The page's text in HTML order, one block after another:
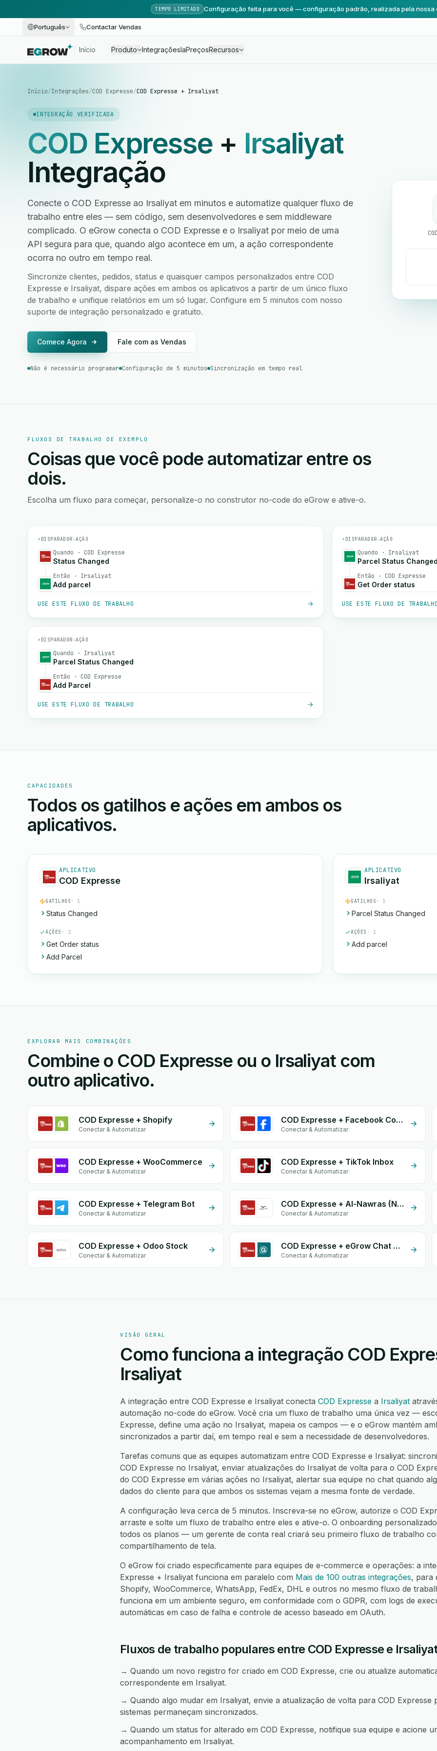
TEMPO LIMITADO Configuração feita para você — configuração padrão, realizada pela nossa
Português Contactar Vendas
Início Produto IntegraçõesIaPreçosRecursos
Início/Integrações/COD Expresse/COD Expresse + Irsaliyat
INTEGRAÇÃO VERIFICADA
COD Expresse + Irsaliyat
Integração
Conecte o COD Expresse ao Irsaliyat em minutos e automatize qualquer fluxo de
trabalho entre eles — sem código, sem desenvolvedores e sem middleware
complicado. O eGrow conecta o COD Expresse e o Irsaliyat por meio de uma
API segura para que, quando algo acontece em um, a ação correspondente
ocorra no outro em tempo real.
Sincronize clientes, pedidos, status e quaisquer campos personalizados entre COD
Expresse e Irsaliyat, dispare ações em ambos os aplicativos a partir de um único fluxo
de trabalho e unifique relatórios em um só lugar. Configure em 5 minutos com nosso
suporte de integração personalizado e gratuito.
Comece Agora Fale com as Vendas
Não é necessário programar Configuração de 5 minutos Sincronização em tempo real
FLUXOS DE TRABALHO DE EXEMPLO
Coisas que você pode automatizar entre os
dois.
Escolha um fluxo para começar, personalize-o no construtor no-code do eGrow e ative-o.
⚡ DISPARADOR→AÇÃO
Quando · COD Expresse
Status Changed
Então · Irsaliyat
Add parcel
USE ESTE FLUXO DE TRABALHO
⚡ DISPARADOR→AÇÃO
Quando · Irsaliyat
Parcel Status
Então · COD Expresse
Get Order status
USE ESTE FLUXO DE
⚡ DISPARADOR→AÇÃO
Quando · Irsaliyat
Parcel Status Changed
Então · COD Expresse
Add Parcel
USE ESTE FLUXO DE TRABALHO
CAPACIDADES
Todos os gatilhos e ações em ambos os
aplicativos.
APLICATIVO
COD Expresse
GATILHOS · 1
Status Changed
AÇÕES · 2
Get Order status
Add Parcel
APLICATIVO
Irsaliyat
GATILHOS · 1
Parcel Status Changed
AÇÕES · 1
Add parcel
EXPLORAR MAIS COMBINAÇÕES
Combine o COD Expresse ou o Irsaliyat com
outro aplicativo.
COD Expresse + Shopify
Conectar & Automatizar
COD Expresse + Facebook Comments
Conectar & Automatizar
COD Expresse + WooCommerce
Conectar & Automatizar
COD Expresse + TikTok Inbox
Conectar & Automatizar
COD Expresse + Telegram Bot
Conectar & Automatizar
COD Expresse + Al-Nawras (Nawris)
Conectar & Automatizar
COD Expresse + Odoo Stock
Conectar & Automatizar
COD Expresse + eGrow Chat Widget
Conectar & Automatizar
VISÃO GERAL
Como funciona a integração COD
Irsaliyat
A integração entre COD Expresse e Irsaliyat conecta COD Expresse a Irsaliyat
automação no-code do eGrow. Você cria um fluxo de trabalho uma única vez —
Expresse, define uma ação no Irsaliyat, mapeia os campos — e o eGrow mantém
sincronizados a partir daí, em tempo real e sem a necessidade de desenvolvedores.
Tarefas comuns que as equipes automatizam entre COD Expresse e Irsaliyat:
COD Expresse no Irsaliyat, enviar atualizações do Irsaliyat de volta para o COD
do COD Expresse em várias ações no Irsaliyat, alertar sua equipe no chat quando
dados do cliente para que ambos os sistemas vejam a mesma fonte de verdade.
A configuração leva cerca de 5 minutos. Inscreva-se no eGrow, autorize o COD
arraste e solte um fluxo de trabalho entre eles e ative-o. O onboarding
todos os planos — um gerente de conta real criará seu primeiro fluxo de trabalho
compartilhamento de tela.
O eGrow foi criado especificamente para equipes de e-commerce e operações: a
Expresse + Irsaliyat funciona em paralelo com Mais de 100 outras integrações, para
Shopify, WooCommerce, WhatsApp, FedEx, DHL e outros no mesmo fluxo de
funciona em um ambiente seguro, em conformidade com o GDPR, com logs de
automáticas em caso de falha e controle de acesso baseado em OAuth.
Fluxos de trabalho populares entre COD Expresse e
→ Quando um novo registro for criado em COD Expresse, crie ou atualize
correspondente em Irsaliyat.
→ Quando algo mudar em Irsaliyat, envie a atualização de volta para COD Expresse
sistemas permaneçam sincronizados.
→ Quando um status for alterado em COD Expresse, notifique sua equipe e acione
acompanhamento em Irsaliyat.